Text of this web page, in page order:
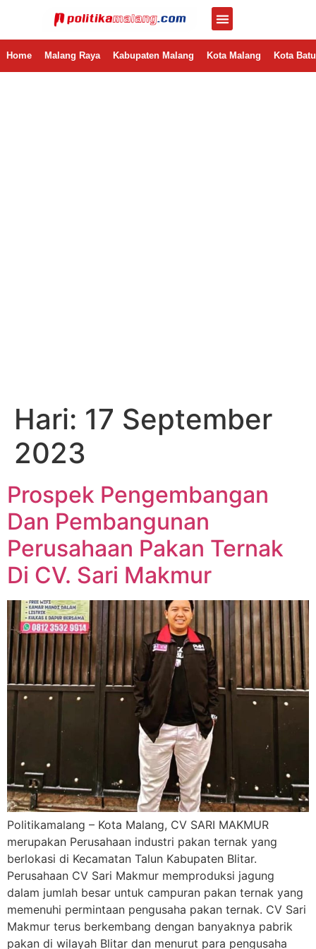
Home Malang Raya Kabupaten Malang Kota Malang Kota Batu
Hari: 17 September
2023
Prospek Pengembangan
Dan Pembangunan
Perusahaan Pakan Ternak
Di CV. Sari Makmur
Politikamalang – Kota Malang, CV SARI MAKMUR
merupakan Perusahaan industri pakan ternak yang
berlokasi di Kecamatan Talun Kabupaten Blitar.
Perusahaan CV Sari Makmur memproduksi jagung
dalam jumlah besar untuk campuran pakan ternak yang
memenuhi permintaan pengusaha pakan ternak. CV Sari
Makmur terus berkembang dengan banyaknya pabrik
pakan di wilayah Blitar dan menurut para pengusaha